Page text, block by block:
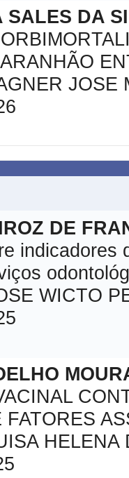
DA
JOSE
DE
indicadores
WICTO
FATORES
HELENA